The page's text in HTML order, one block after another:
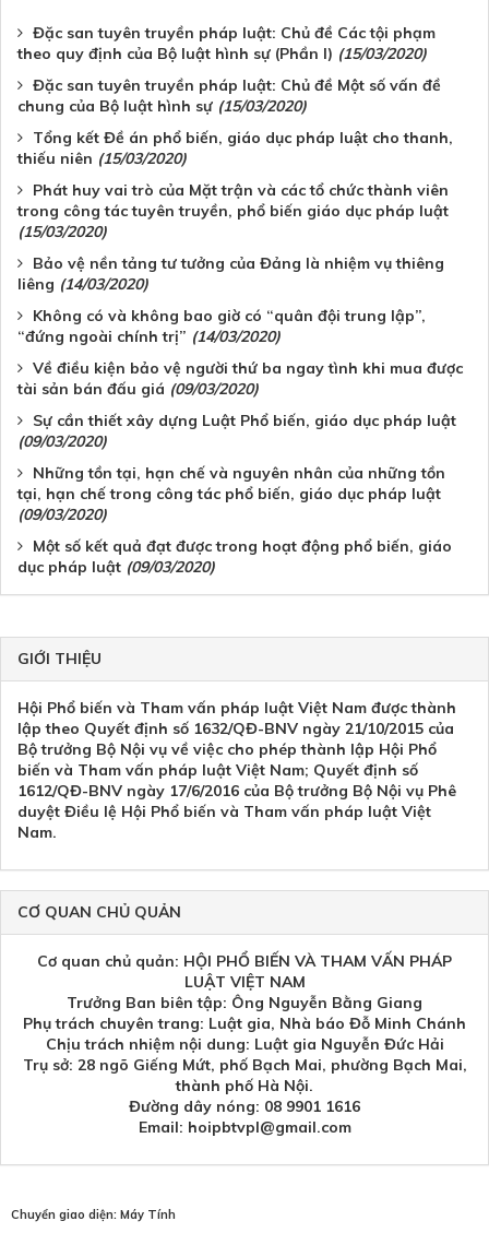
Đặc san tuyên truyền pháp luật: Chủ đề Các tội phạm
theo quy định của Bộ luật hình sự (Phần I) (15/03/2020)
Đặc san tuyên truyền pháp luật: Chủ đề Một số vấn đề
chung của Bộ luật hình sự (15/03/2020)
Tổng kết Đề án phổ biến, giáo dục pháp luật cho thanh,
thiếu niên (15/03/2020)
Phát huy vai trò của Mặt trận và các tổ chức thành viên
trong công tác tuyên truyền, phổ biến giáo dục pháp luật
(15/03/2020)
Bảo vệ nền tảng tư tưởng của Đảng là nhiệm vụ thiêng
liêng (14/03/2020)
Không có và không bao giờ có “quân đội trung lập”,
“đứng ngoài chính trị” (14/03/2020)
Về điều kiện bảo vệ người thứ ba ngay tình khi mua được
tài sản bán đấu giá (09/03/2020)
Sự cần thiết xây dựng Luật Phổ biến, giáo dục pháp luật
(09/03/2020)
Những tồn tại, hạn chế và nguyên nhân của những tồn
tại, hạn chế trong công tác phổ biến, giáo dục pháp luật
(09/03/2020)
Một số kết quả đạt được trong hoạt động phổ biến, giáo
dục pháp luật (09/03/2020)
GIỚI THIỆU
Hội Phổ biến và Tham vấn pháp luật Việt Nam được thành
lập theo Quyết định số 1632/QĐ-BNV ngày 21/10/2015 của
Bộ trưởng Bộ Nội vụ về việc cho phép thành lập Hội Phổ
biến và Tham vấn pháp luật Việt Nam; Quyết định số
1612/QĐ-BNV ngày 17/6/2016 của Bộ trưởng Bộ Nội vụ Phê
duyệt Điều lệ Hội Phổ biến và Tham vấn pháp luật Việt
Nam.
CƠ QUAN CHỦ QUẢN
Cơ quan chủ quản: HỘI PHỔ BIẾN VÀ THAM VẤN PHÁP
LUẬT VIỆT NAM
Trưởng Ban biên tập: Ông Nguyễn Bằng Giang
Phụ trách chuyên trang: Luật gia, Nhà báo Đỗ Minh Chánh
Chịu trách nhiệm nội dung: Luật gia Nguyễn Đức Hải
Trụ sở: 28 ngõ Giếng Mứt, phố Bạch Mai, phường Bạch Mai,
thành phố Hà Nội.
Đường dây nóng: 08 9901 1616
Email: hoipbtvpl@gmail.com
Chuyển giao diện: Máy Tính